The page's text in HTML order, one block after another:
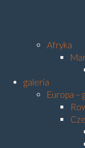
Afryka
galeria
Europa –